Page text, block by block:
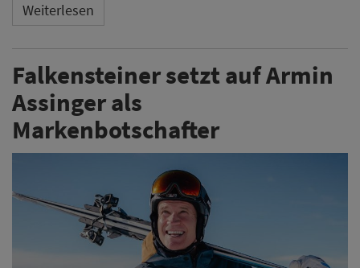
Weiterlesen
Falkensteiner setzt auf Armin
Assinger als
Markenbotschafter